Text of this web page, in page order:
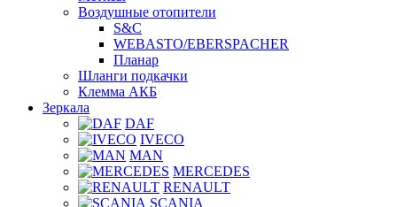
Воздушные отопители
S&C
WEBASTO/EBERSPACHER
Планар
Шланги подкачки
Клемма АКБ
Зеркала
DAF
IVECO
MAN
MERCEDES
RENAULT
SCANIA